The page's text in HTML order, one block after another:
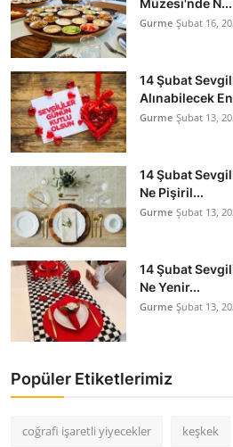
Müzesi'nde N...
Gurme Şubat 16,
14 Şubat
Alınabilecek
Gurme Şubat 13,
14 Şubat
Ne Pişiril...
Gurme Şubat 13,
14 Şubat
Ne Yenir...
Gurme Şubat 13,
Popüler Etiketlerimiz
coğrafi işaretli yiyecekler keşkek